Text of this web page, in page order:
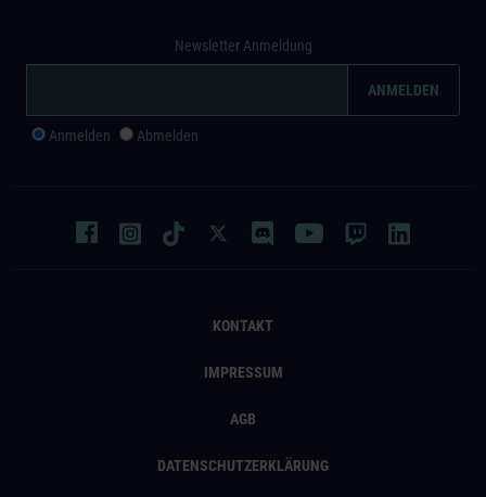
KONTAKT
IMPRESSUM
AGB
DATENSCHUTZERKLÄRUNG
Newsletter Anmeldung
Anmelden Abmelden